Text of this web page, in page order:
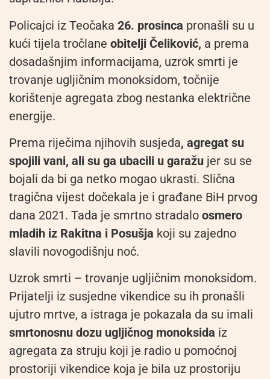
Policajci iz Teočaka 26. prosinca pronašli su u
kući tijela tročlane obitelji Čeliković, a prema
dosadašnjim informacijama, uzrok smrti je
trovanje ugljičnim monoksidom, točnije
korištenje agregata zbog nestanka električne
energije.
Prema riječima njihovih susjeda, agregat su
spojili vani, ali su ga ubacili u garažu jer su se
bojali da bi ga netko mogao ukrasti. Slična
tragična vijest dočekala je i građane BiH prvog
dana 2021. Tada je smrtno stradalo osmero
mladih iz Rakitna i Posušja koji su zajedno
slavili novogodišnju noć.
Uzrok smrti – trovanje ugljičnim monoksidom.
Prijatelji iz susjedne vikendice su ih pronašli
ujutro mrtve, a istraga je pokazala da su imali
smrtonosnu dozu ugljičnog monoksida iz
agregata za struju koji je radio u pomoćnoj
prostoriji vikendice koja je bila uz prostoriju